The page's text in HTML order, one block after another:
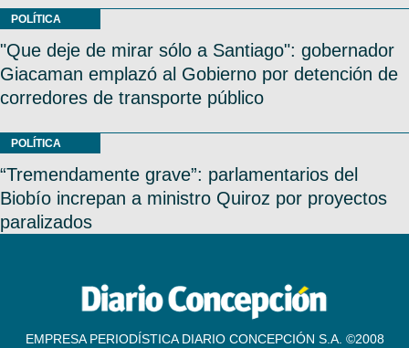
POLÍTICA
"Que deje de mirar sólo a Santiago": gobernador
Giacaman emplazó al Gobierno por detención de
corredores de transporte público
POLÍTICA
“Tremendamente grave”: parlamentarios del
Biobío increpan a ministro Quiroz por proyectos
paralizados
EMPRESA PERIODÍSTICA DIARIO CONCEPCIÓN S.A. ©2008